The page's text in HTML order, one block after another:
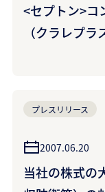
<セプトン>コ
（クラレプラ
プレスリリース
2007.06.20
当社の株式の